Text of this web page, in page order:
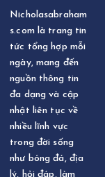
Nicholasabraham
s.com là trang tin
tức tổng hợp mỗi
ngày, mang đến
nguồn thông tin
đa dạng và cập
nhật liên tục về
nhiều lĩnh vực
trong đời sống
như bóng đá, địa
lý, hỏi đáp, làm